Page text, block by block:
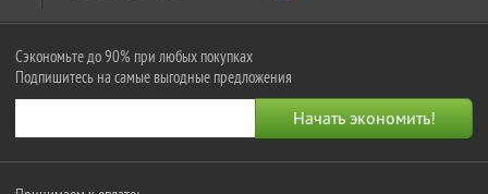
Сэкономьте до 90% при любых покупках
Подпишитесь на самые выгодные предложения